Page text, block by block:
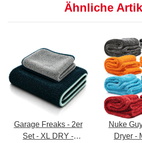
Ähnliche
Garage Freaks - 2er
Set - XL DRY -
Nuke
Dryer -